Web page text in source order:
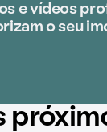
e vídeos
o seu